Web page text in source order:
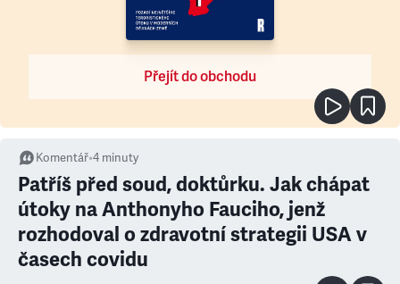
Přejít do obchodu
Komentář•4 minuty
Patříš před soud, doktůrku. Jak chápat
útoky na Anthonyho Fauciho, jenž
rozhodoval o zdravotní strategii USA v
časech covidu